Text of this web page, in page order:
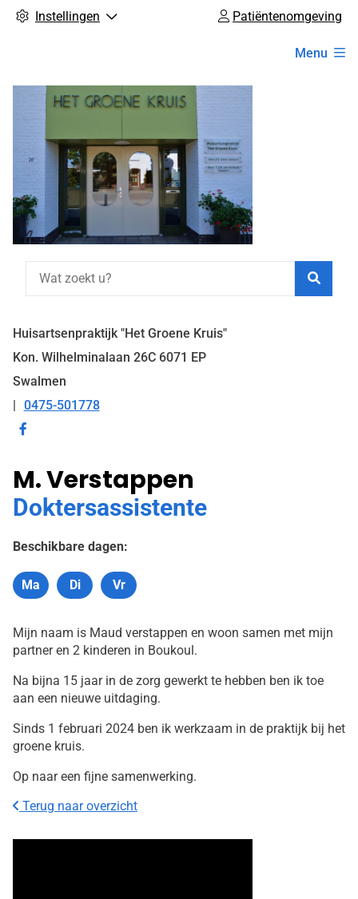
Instellingen Patiëntenomgeving
Menu
Huisartsenpraktijk "Het Groene Kruis"
Kon. Wilhelminalaan 26C 6071 EP
Swalmen
Tel:
0475-501778
facebook
pagina
M. Verstappen
Doktersassistente
Beschikbare dagen:
Maandag
Ma Dinsdag
Di Vrijdag
Vr
Mijn naam is Maud verstappen en woon samen met mijn
partner en 2 kinderen in Boukoul.
Na bijna 15 jaar in de zorg gewerkt te hebben ben ik toe
aan een nieuwe uitdaging.
Sinds 1 februari 2024 ben ik werkzaam in de praktijk bij het
groene kruis.
Op naar een fijne samenwerking.
Terug naar overzicht